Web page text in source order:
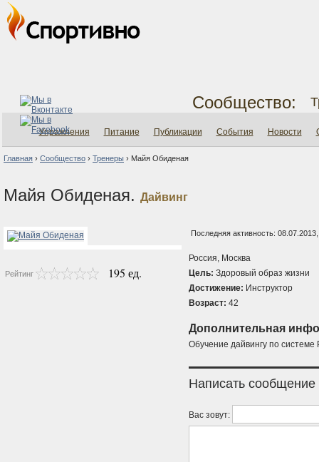
Сообщество:
Упражнения Питание Публикации События Новости
Главная › Сообщество › Тренеры › Майя Обиденая
Майя Обиденая. Дайвинг
Рейтинг 195 ед.
Последняя активность:
Россия, Москва
Цель: Здоровый образ жизни
Достижение: Инструктор
Возраст: 42
Дополнительная
Обучение дайвингу по системе
Написать сообщение
Вас зовут: